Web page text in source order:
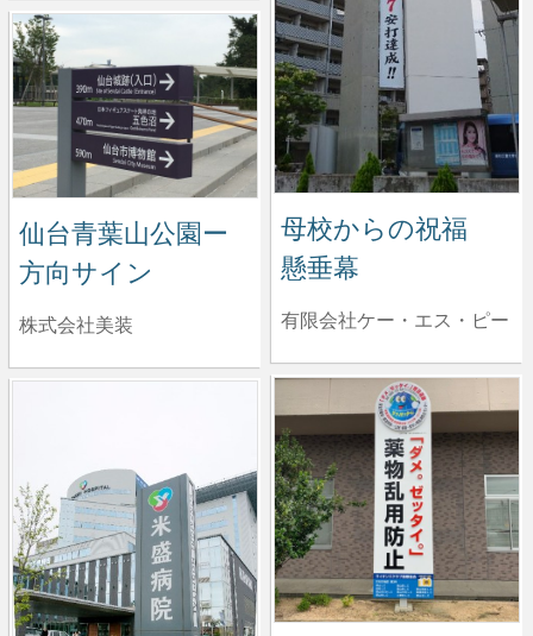
母校からの祝福
懸垂幕
有限会社ケー・エス・ピー
仙台青葉山公園ー
方向サイン
株式会社美装